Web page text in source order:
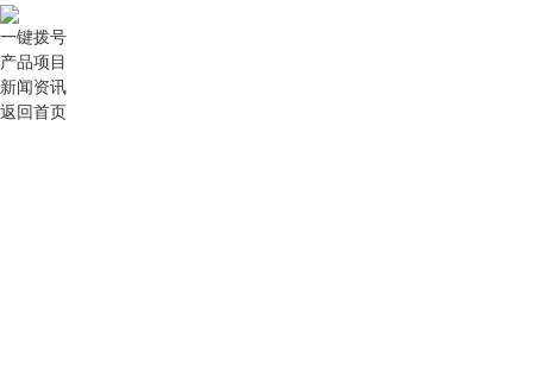
一键拨号
产品项目
新闻资讯
返回首页